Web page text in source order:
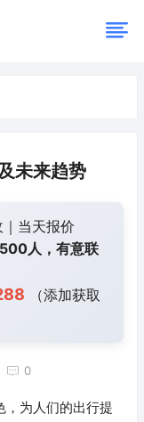
未来趋势
当天报价
人，有意联
（添加获取
0
，为人们的出行提